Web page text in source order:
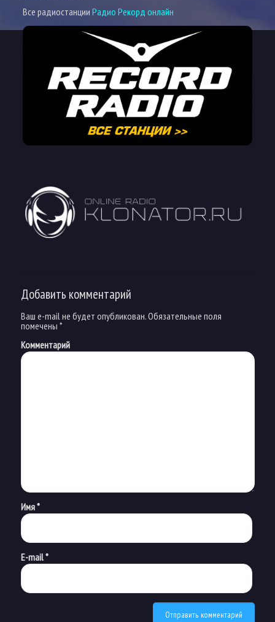
Все радиостанцииРадио Рекорд онлайн
Добавить комментарий
Ваш e-mail не будет опубликован.Обязательные поля
помечены *
Комментарий
Имя*
E-mail*